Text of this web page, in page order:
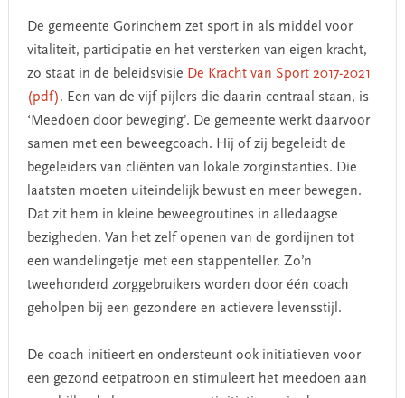
De gemeente Gorinchem zet sport in als middel voor
vitaliteit, participatie en het versterken van eigen kracht,
zo staat in de beleidsvisie De Kracht van Sport 2017-2021
(pdf). Een van de vijf pijlers die daarin centraal staan, is
‘Meedoen door beweging’. De gemeente werkt daarvoor
samen met een beweegcoach. Hij of zij begeleidt de
begeleiders van cliënten van lokale zorginstanties. Die
laatsten moeten uiteindelijk bewust en meer bewegen.
Dat zit hem in kleine beweegroutines in alledaagse
bezigheden. Van het zelf openen van de gordijnen tot
een wandelingetje met een stappenteller. Zo’n
tweehonderd zorggebruikers worden door één coach
geholpen bij een gezondere en actievere levensstijl.
De coach initieert en ondersteunt ook initiatieven voor
een gezond eetpatroon en stimuleert het meedoen aan